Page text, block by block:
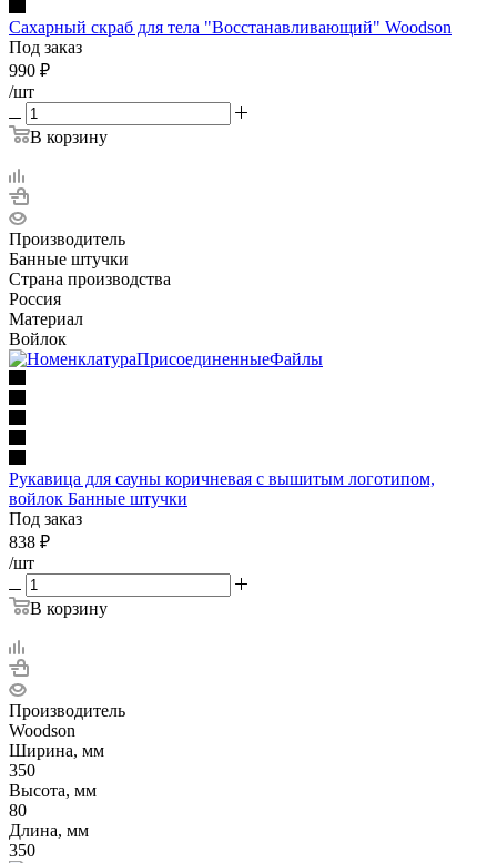
Сахарный скраб для тела "Восстанавливающий" Woodson
Под заказ
990 ₽
/шт
В корзину
Производитель
Банные штучки
Страна производства
Россия
Материал
Войлок
Рукавица для сауны коричневая с вышитым логотипом,
войлок Банные штучки
Под заказ
838 ₽
/шт
В корзину
Производитель
Woodson
Ширина, мм
350
Высота, мм
80
Длина, мм
350